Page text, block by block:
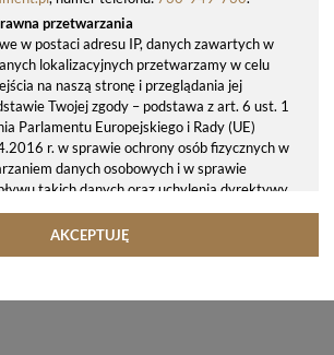
przetwarzania
w postaci adresu IP, danych zawartych w
lokalizacyjnych przetwarzamy w celu
na naszą stronę i przeglądania jej
Twojej zgody – podstawa z art. 6 ust. 1
Parlamentu Europejskiego i Rady (UE)
r. w sprawie ochrony osób fizycznych w
danych osobowych i w sprawie
takich danych oraz uchylenia dyrektywy
o ochronie danych, tj. RODO).
możemy udostępniać hostingodawcy. Takie
Przekazujemy Twoje dane poza
AKCEPTUJĘ